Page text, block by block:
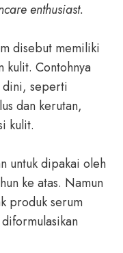
enthusiast.
disebut memiliki
kulit. Contohnya
dini, seperti
dan kerutan,
kulit.
untuk dipakai oleh
ke atas. Namun
produk serum